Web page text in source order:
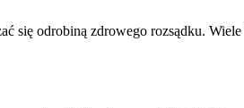
się odrobiną zdrowego rozsądku.